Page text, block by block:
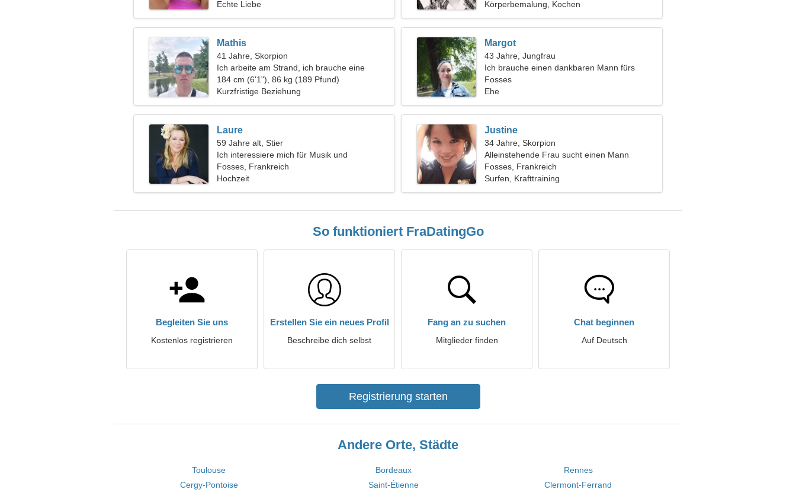
Echte Liebe
Körperbemalung, Kochen
Mathis
41 Jahre, Skorpion
Ich arbeite am Strand, ich brauche eine
anmutige Frau
184 cm (6'1"), 86 kg (189 Pfund)
Kurzfristige Beziehung
Margot
43 Jahre, Jungfrau
Ich brauche einen dankbaren Mann fürs
Gehen
Fosses
Ehe
Laure
59 Jahre alt, Stier
Ich interessiere mich für Musik und
Nachtclubs
Fosses, Frankreich
Hochzeit
Justine
34 Jahre, Skorpion
Alleinstehende Frau sucht einen Mann
Fosses, Frankreich
Surfen, Krafttraining
So funktioniert FraDatingGo
Begleiten Sie uns
Kostenlos registrieren
Erstellen Sie ein neues Profil
Beschreibe dich selbst
Fang an zu suchen
Mitglieder finden
Chat beginnen
Auf Deutsch
Registrierung starten
Andere Orte, Städte
Toulouse Bordeaux
Rennes
Cergy-Pontoise
Saint-Étienne
Clermont-Ferrand